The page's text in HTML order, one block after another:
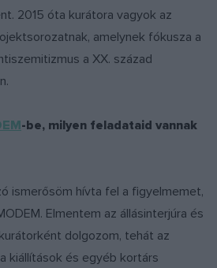
2015 óta kurátora vagyok az
amelynek fókusza a
a XX. század
-be, milyen feladataid vannak
ismerősöm hívta fel a figyelmemet,
Elmentem az állásinterjúra és
dolgozom, tehát az
kiállítások és egyéb kortárs